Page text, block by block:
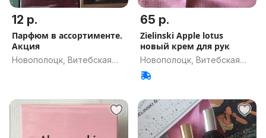
12 р.
Парфюм в ассортименте.
Акция
Новополоцк, Витебская
65 р.
Zielinski Apple lotus
новый крем для рук
Новополоцк, Витебская
обл.